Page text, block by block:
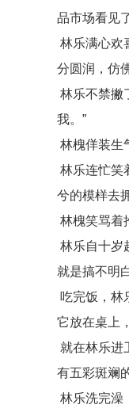
品市场看见
林乐满心欢
分圆润，仿
林乐不禁撇
我。”
林槐佯装生
林乐连忙笑
兮的模样去
林槐笑骂着
林乐自十岁
就是搞不明
吃完饭，林
它放在桌上
就在林乐进
有五彩斑斓
林乐洗完澡